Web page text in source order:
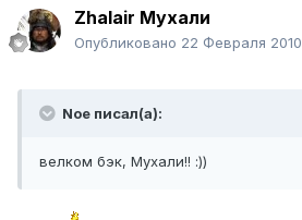
Zhalair Мухали
Опубликовано 22 Февраля 2010
Noe писал(а):
велком бэк, Мухали!! :))